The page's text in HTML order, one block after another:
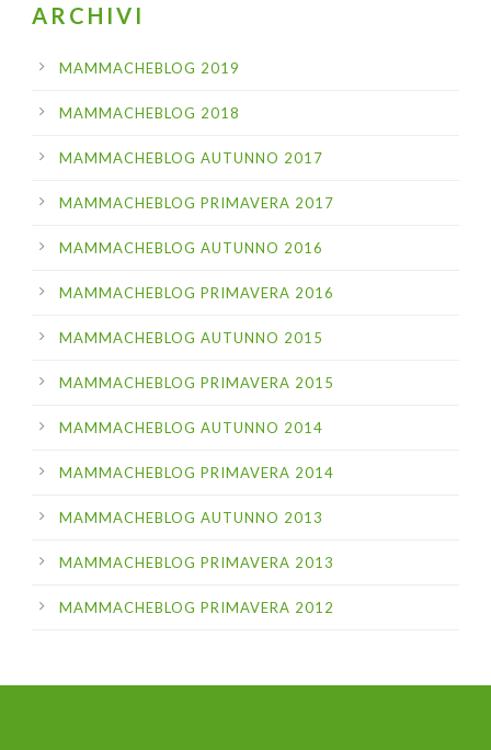
ARCHIVI
MAMMACHEBLOG 2019
MAMMACHEBLOG 2018
MAMMACHEBLOG AUTUNNO 2017
MAMMACHEBLOG PRIMAVERA 2017
MAMMACHEBLOG AUTUNNO 2016
MAMMACHEBLOG PRIMAVERA 2016
MAMMACHEBLOG AUTUNNO 2015
MAMMACHEBLOG PRIMAVERA 2015
MAMMACHEBLOG AUTUNNO 2014
MAMMACHEBLOG PRIMAVERA 2014
MAMMACHEBLOG AUTUNNO 2013
MAMMACHEBLOG PRIMAVERA 2013
MAMMACHEBLOG PRIMAVERA 2012